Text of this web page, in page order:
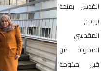
القدس بمنحة
برنامج
المقدسي
الممولة من
قبل حكومة